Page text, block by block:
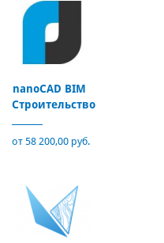
nanoCAD BIM
Строительство
от 58 200,00 руб.